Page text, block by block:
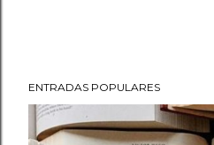
ENTRADAS POPULARES